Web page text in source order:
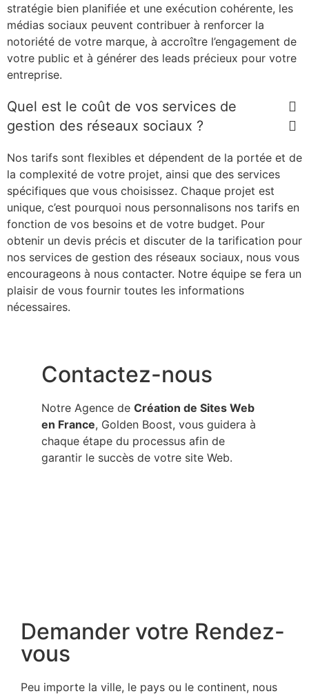
stratégie bien planifiée et une exécution cohérente, les
médias sociaux peuvent contribuer à renforcer la
notoriété de votre marque, à accroître l’engagement de
votre public et à générer des leads précieux pour votre
entreprise.
Quel est le coût de vos services de
gestion des réseaux sociaux ?
Nos tarifs sont flexibles et dépendent de la portée et de
la complexité de votre projet, ainsi que des services
spécifiques que vous choisissez. Chaque projet est
unique, c’est pourquoi nous personnalisons nos tarifs en
fonction de vos besoins et de votre budget. Pour
obtenir un devis précis et discuter de la tarification pour
nos services de gestion des réseaux sociaux, nous vous
encourageons à nous contacter. Notre équipe se fera un
plaisir de vous fournir toutes les informations
nécessaires.
Contactez-nous
Notre Agence de Création de Sites Web
en France, Golden Boost, vous guidera à
chaque étape du processus afin de
garantir le succès de votre site Web.
Demander votre Rendez-
vous
Peu importe la ville, le pays ou le continent, nous